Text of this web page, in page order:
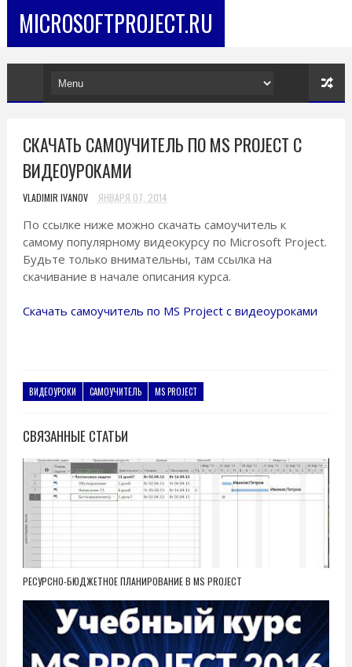
MICROSOFTPROJECT.RU
СКАЧАТЬ САМОУЧИТЕЛЬ ПО MS PROJECT С
ВИДЕОУРОКАМИ
VLADIMIR IVANOV ЯНВАРЯ 07, 2014
По ссылке ниже можно скачать самоучитель к
самому популярному видеокурсу по Microsoft Project.
Будьте только внимательны, там ссылка на
скачивание в начале описания курса.
Скачать самоучитель по MS Project с видеоуроками
ВИДЕОУРОКИ САМОУЧИТЕЛЬ MS PROJECT
СВЯЗАННЫЕ СТАТЬИ
РЕСУРСНО-БЮДЖЕТНОЕ ПЛАНИРОВАНИЕ В MS PROJECT